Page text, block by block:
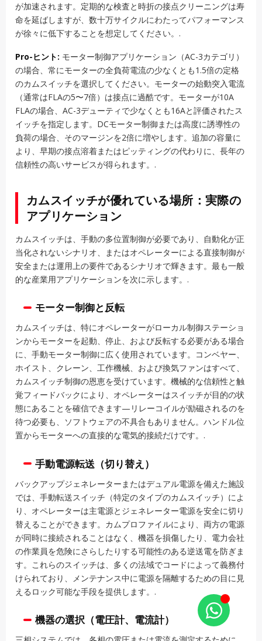
が加速されます。定期的な検査と時折の接点クリーニングは寿
命を延ばしますが、数十万サイクルにわたってパフォーマンス
が徐々に低下することを想定してください。.
Pro-ヒント: モーター制御アプリケーション（AC-3カテゴリ）
の場合、常にモーターの全負荷電流の少なくとも1.5倍の定格
のカムスイッチを選択してください。モーターの始動突入電流
（通常はFLAの5〜7倍）は接点に過酷です。モーターが10A
FLAの場合、AC-3デューティで少なくとも16Aと評価されたス
イッチを指定します。DCモーター制御または高度に誘導性の
負荷の場合、そのマージンを2倍に増やします。追加の容量に
より、早期の接点溶着またはピッティングの代わりに、長年の
信頼性の高いサービスが得られます。.
カムスイッチが優れている場所：実際の
アプリケーション
カムスイッチは、手動の多位置制御が必要であり、自動化が正
当化されないシナリオ、またはオペレーターによる直接制御が
安全または運用上の要件であるシナリオで輝きます。最も一般
的な産業用アプリケーションを次に示します。.
モーター制御と反転
カムスイッチは、特にオペレーターがローカル制御ステーショ
ンからモーターを起動、停止、および反転する必要がある場合
に、手動モーター制御に広く使用されています。コンベヤー、
ホイスト、クレーン、工作機械、および換気ファンはすべて、
カムスイッチ制御の恩恵を受けています。機械的な信頼性と触
覚フィードバックにより、オペレーターはスイッチが目的の状
態にあることを確信できます—リレーコイルが励磁されるのを
待つ必要も、ソフトウェアの不具合もありません。ハンドル位
置からモーターへの直接的な電気的接続だけです。.
手動電源転送（切り替え）
バックアップジェネレーターまたはデュアル電源を備えた施設
では、手動転送スイッチ（特定のタイプのカムスイッチ）によ
り、オペレーターは主電源とジェネレーター電源を安全に切り
替えることができます。カムプロファイルにより、両方の電源
が同時に接続されることはなく、機器を損傷したり、電力会社
の作業員を危険にさらしたりする可能性のある逆送電を防ぎま
す。これらのスイッチは、多くの法域でコードによって義務付
けられており、メンテナンス中に電源を隔離するための目に見
えるロック可能な手段を提供します。.
機器の選択（電圧計、電流計）